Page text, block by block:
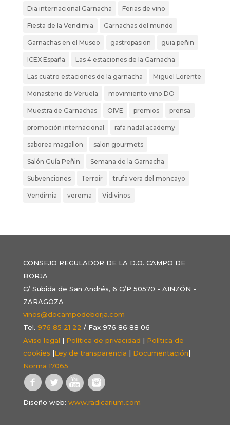
Dia internacional Garnacha Ferias de vino
Fiesta de la Vendimia Garnachas del mundo
Garnachas en el Museo gastropasion guia peñin
ICEX España Las 4 estaciones de la Garnacha
Las cuatro estaciones de la garnacha Miguel Lorente
Monasterio de Veruela movimiento vino DO
Muestra de Garnachas OIVE premios prensa
promoción internacional rafa nadal academy
saborea magallon salon gourmets
Salón Guía Peñin Semana de la Garnacha
Subvenciones Terroir trufa vera del moncayo
Vendimia verema Vidivinos
CONSEJO REGULADOR DE LA D.O. CAMPO DE
BORJA
C/ Subida de San Andrés, 6 C/P 50570 - AINZÓN -
ZARAGOZA
vinos@docampodeborja.com
Tel. 976 85 21 22 / Fax 976 86 88 06
Aviso legal | Política de privacidad | Política de
cookies |Ley de transparencia | Documentación|
Norma 17065
Diseño web: www.radicarium.com